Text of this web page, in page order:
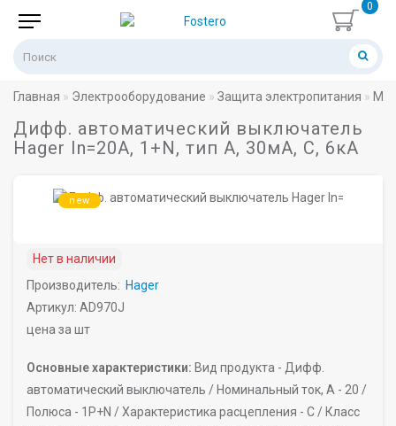
0
Главная Электрооборудование Защита электропитания
Дифф. автоматический выключатель
Hager In=20A, 1+N, тип A, 30мА, C, 6кА
new
Нет в наличии
Производитель: Hager
Артикул: AD970J
цена за шт
Основные характеристики: Вид продукта - Дифф.
автоматический выключатель / Номинальный ток, A - 20 /
Полюса - 1P+N /Характеристика расцепления - C / Класс